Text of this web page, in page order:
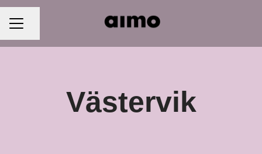
KARRIÄRMENY
Dela sidan
Västervik